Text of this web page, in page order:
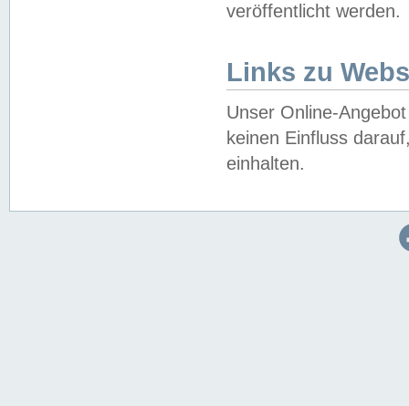
veröffentlicht werden.
Links zu
Unser Online-
keinen Einfluss
einhalten.